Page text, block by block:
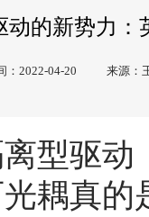
动的新势力
：2022-04-20 来源：
离型驱
耦真